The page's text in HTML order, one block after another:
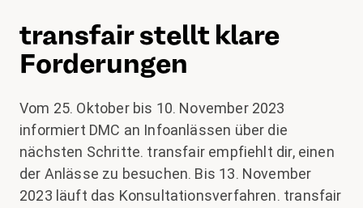
transfair stellt klare
Forderungen
Vom 25. Oktober bis 10. November 2023
informiert DMC an Infoanlässen über die
nächsten Schritte. transfair empfiehlt dir, einen
der Anlässe zu besuchen. Bis 13. November
2023 läuft das Konsultationsverfahren. transfair